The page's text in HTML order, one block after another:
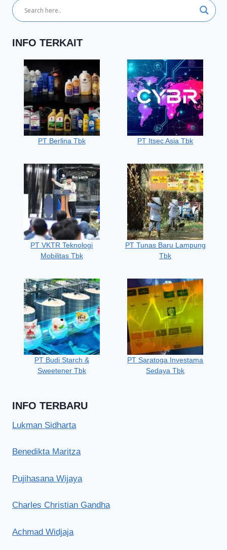
INFO TERKAIT
PT Berlina Tbk PT Itsec Asia Tbk
PT VKTR Teknologi
Mobilitas Tbk
PT Tunas Baru Lampung
Tbk
PT Budi Starch &
Sweetener Tbk
PT Saratoga Investama
Sedaya Tbk
INFO TERBARU
Lukman Sidharta
Benedikta Maritza
Pujihasana Wijaya
Charles Christian Gandha
Achmad Widjaja